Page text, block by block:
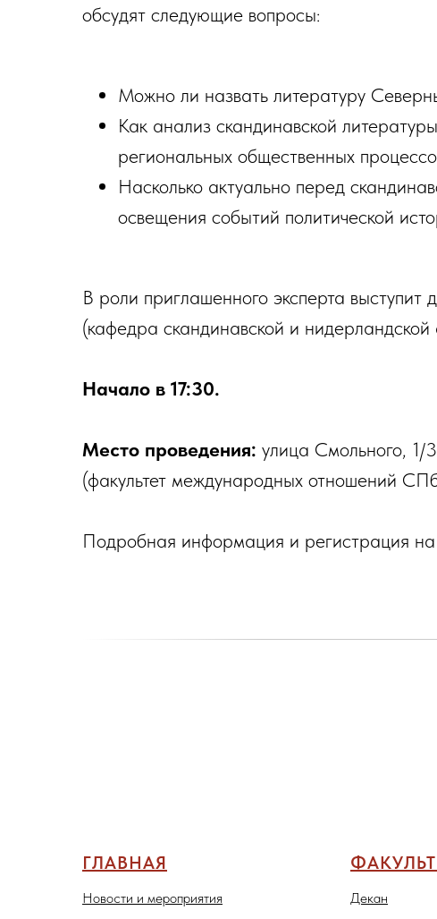
обсудят следующие вопросы:
Можно ли назвать литературу
Как анализ скандинавской
региональных общественных
Насколько актуально перед
освещения событий политической
В роли приглашенного эксперта
(кафедра скандинавской и нидерландской
Начало в 17:30.
Место проведения: улица Смольного,
(факультет международных отношений
Подробная информация и регистрация
ГЛАВНАЯ
Новости и мероприятия
Декан